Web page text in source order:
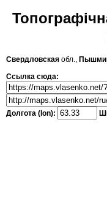
Свердловская обл.,
Ссылка сюда:
Долгота (lon):